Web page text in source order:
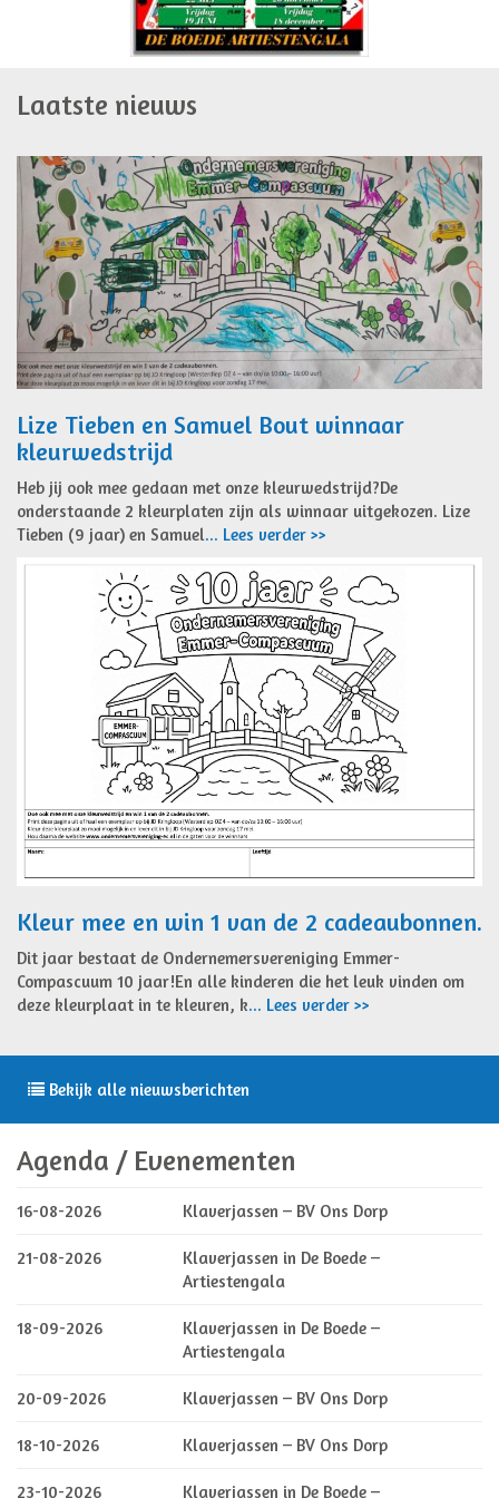
Laatste nieuws
Lize Tieben en Samuel Bout winnaar
kleurwedstrijd
Heb jij ook mee gedaan met onze kleurwedstrijd?De
onderstaande 2 kleurplaten zijn als winnaar uitgekozen. Lize
Tieben (9 jaar) en Samuel... Lees verder >>
Kleur mee en win 1 van de 2 cadeaubonnen.
Dit jaar bestaat de Ondernemersvereniging Emmer-
Compascuum 10 jaar!En alle kinderen die het leuk vinden om
deze kleurplaat in te kleuren, k... Lees verder >>
Bekijk alle nieuwsberichten
Agenda / Evenementen
16-08-2026 Klaverjassen – BV Ons Dorp
21-08-2026
Klaverjassen in De Boede –
Artiestengala
18-09-2026
Klaverjassen in De Boede –
Artiestengala
20-09-2026 Klaverjassen – BV Ons Dorp
18-10-2026 Klaverjassen – BV Ons Dorp
23-10-2026 Klaverjassen in De Boede –